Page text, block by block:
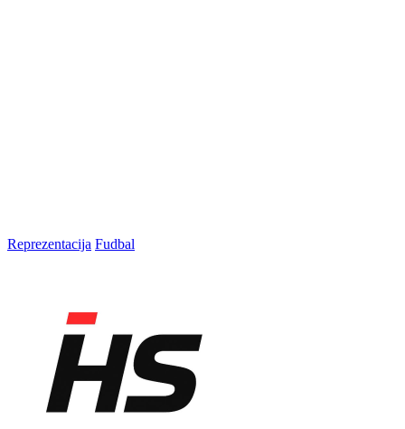
Reprezentacija Fudbal